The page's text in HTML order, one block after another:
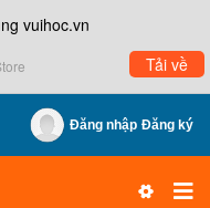
vuihoc.vn
Tải về
Đăng nhập Đăng ký